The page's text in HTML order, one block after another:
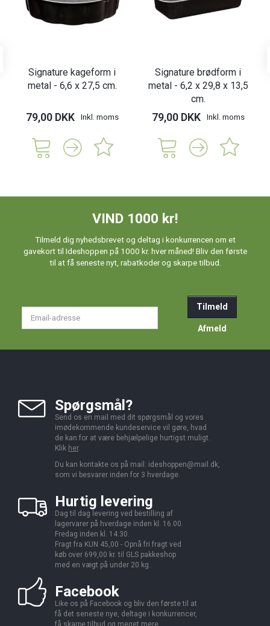
Signature kageform i
metal - 6,6 x 27,5 cm.
79,00 DKK Inkl. moms
Signature brødform i
metal - 6,2 x 29,8 x 13,5
cm.
79,00 DKK Inkl. moms
VIND 1000 kr!
Tilmeld dig nyhedsbrevet og deltag i konkurrencen om et
gavekort til Ideshoppen på 1000 kr. hver måned! Bliv den første
til at få seneste nyt, rabatkoder og skarpe tilbud.
Tilmeld
Afmeld
Spørgsmål?
Send os en mail med dit spørgsmål og vores
imødekommende kundeservice vil gøre, hvad
de kan for at være behjælpelige hurtigst muligt.
Klik her.
Du kan kontakte os på mail: ideshoppen@mail.dk,
som vi besvarer inden for 3 hverdage.
Hurtig levering
Dag til dag levering ved bestilling af
lagervarer på hverdage inden kl. 16.00.
Fredag inden kl. 14.30.
Fragt fra KUN 45,00 - Opnå fri fragt ved
køb over 699,00 kr. til GLS pakkeshop
med en vægt på under 20 kg.
Facebook
Like os på Facebook og bliv den første til at
få det seneste nye, deltage i konkurrencer,
få skarpe tilbud og meget mere.